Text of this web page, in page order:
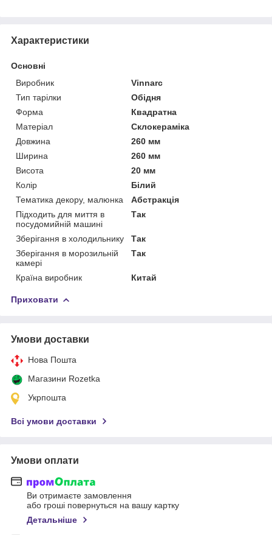
Характеристики
Основні
Виробник
Vinnarc
Тип тарілки
Обідня
Форма
Квадратна
Матеріал
Склокераміка
Довжина
260 мм
Ширина
260 мм
Висота
20 мм
Колір
Білий
Тематика декору, малюнка
Абстракція
Підходить для миття в
посудомийній машині
Так
Зберігання в холодильнику
Так
Зберігання в морозильній
камері
Так
Країна виробник Китай
Приховати
Умови доставки
Нова Пошта
Магазини Rozetka
Укрпошта
Всі умови доставки
Умови оплати
Ви отримаєте замовлення
або гроші повернуться на вашу картку
Детальніше